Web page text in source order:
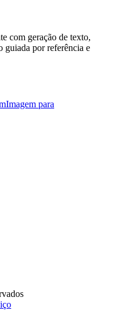
com geração de texto,
guiada por referência e
Imagem para